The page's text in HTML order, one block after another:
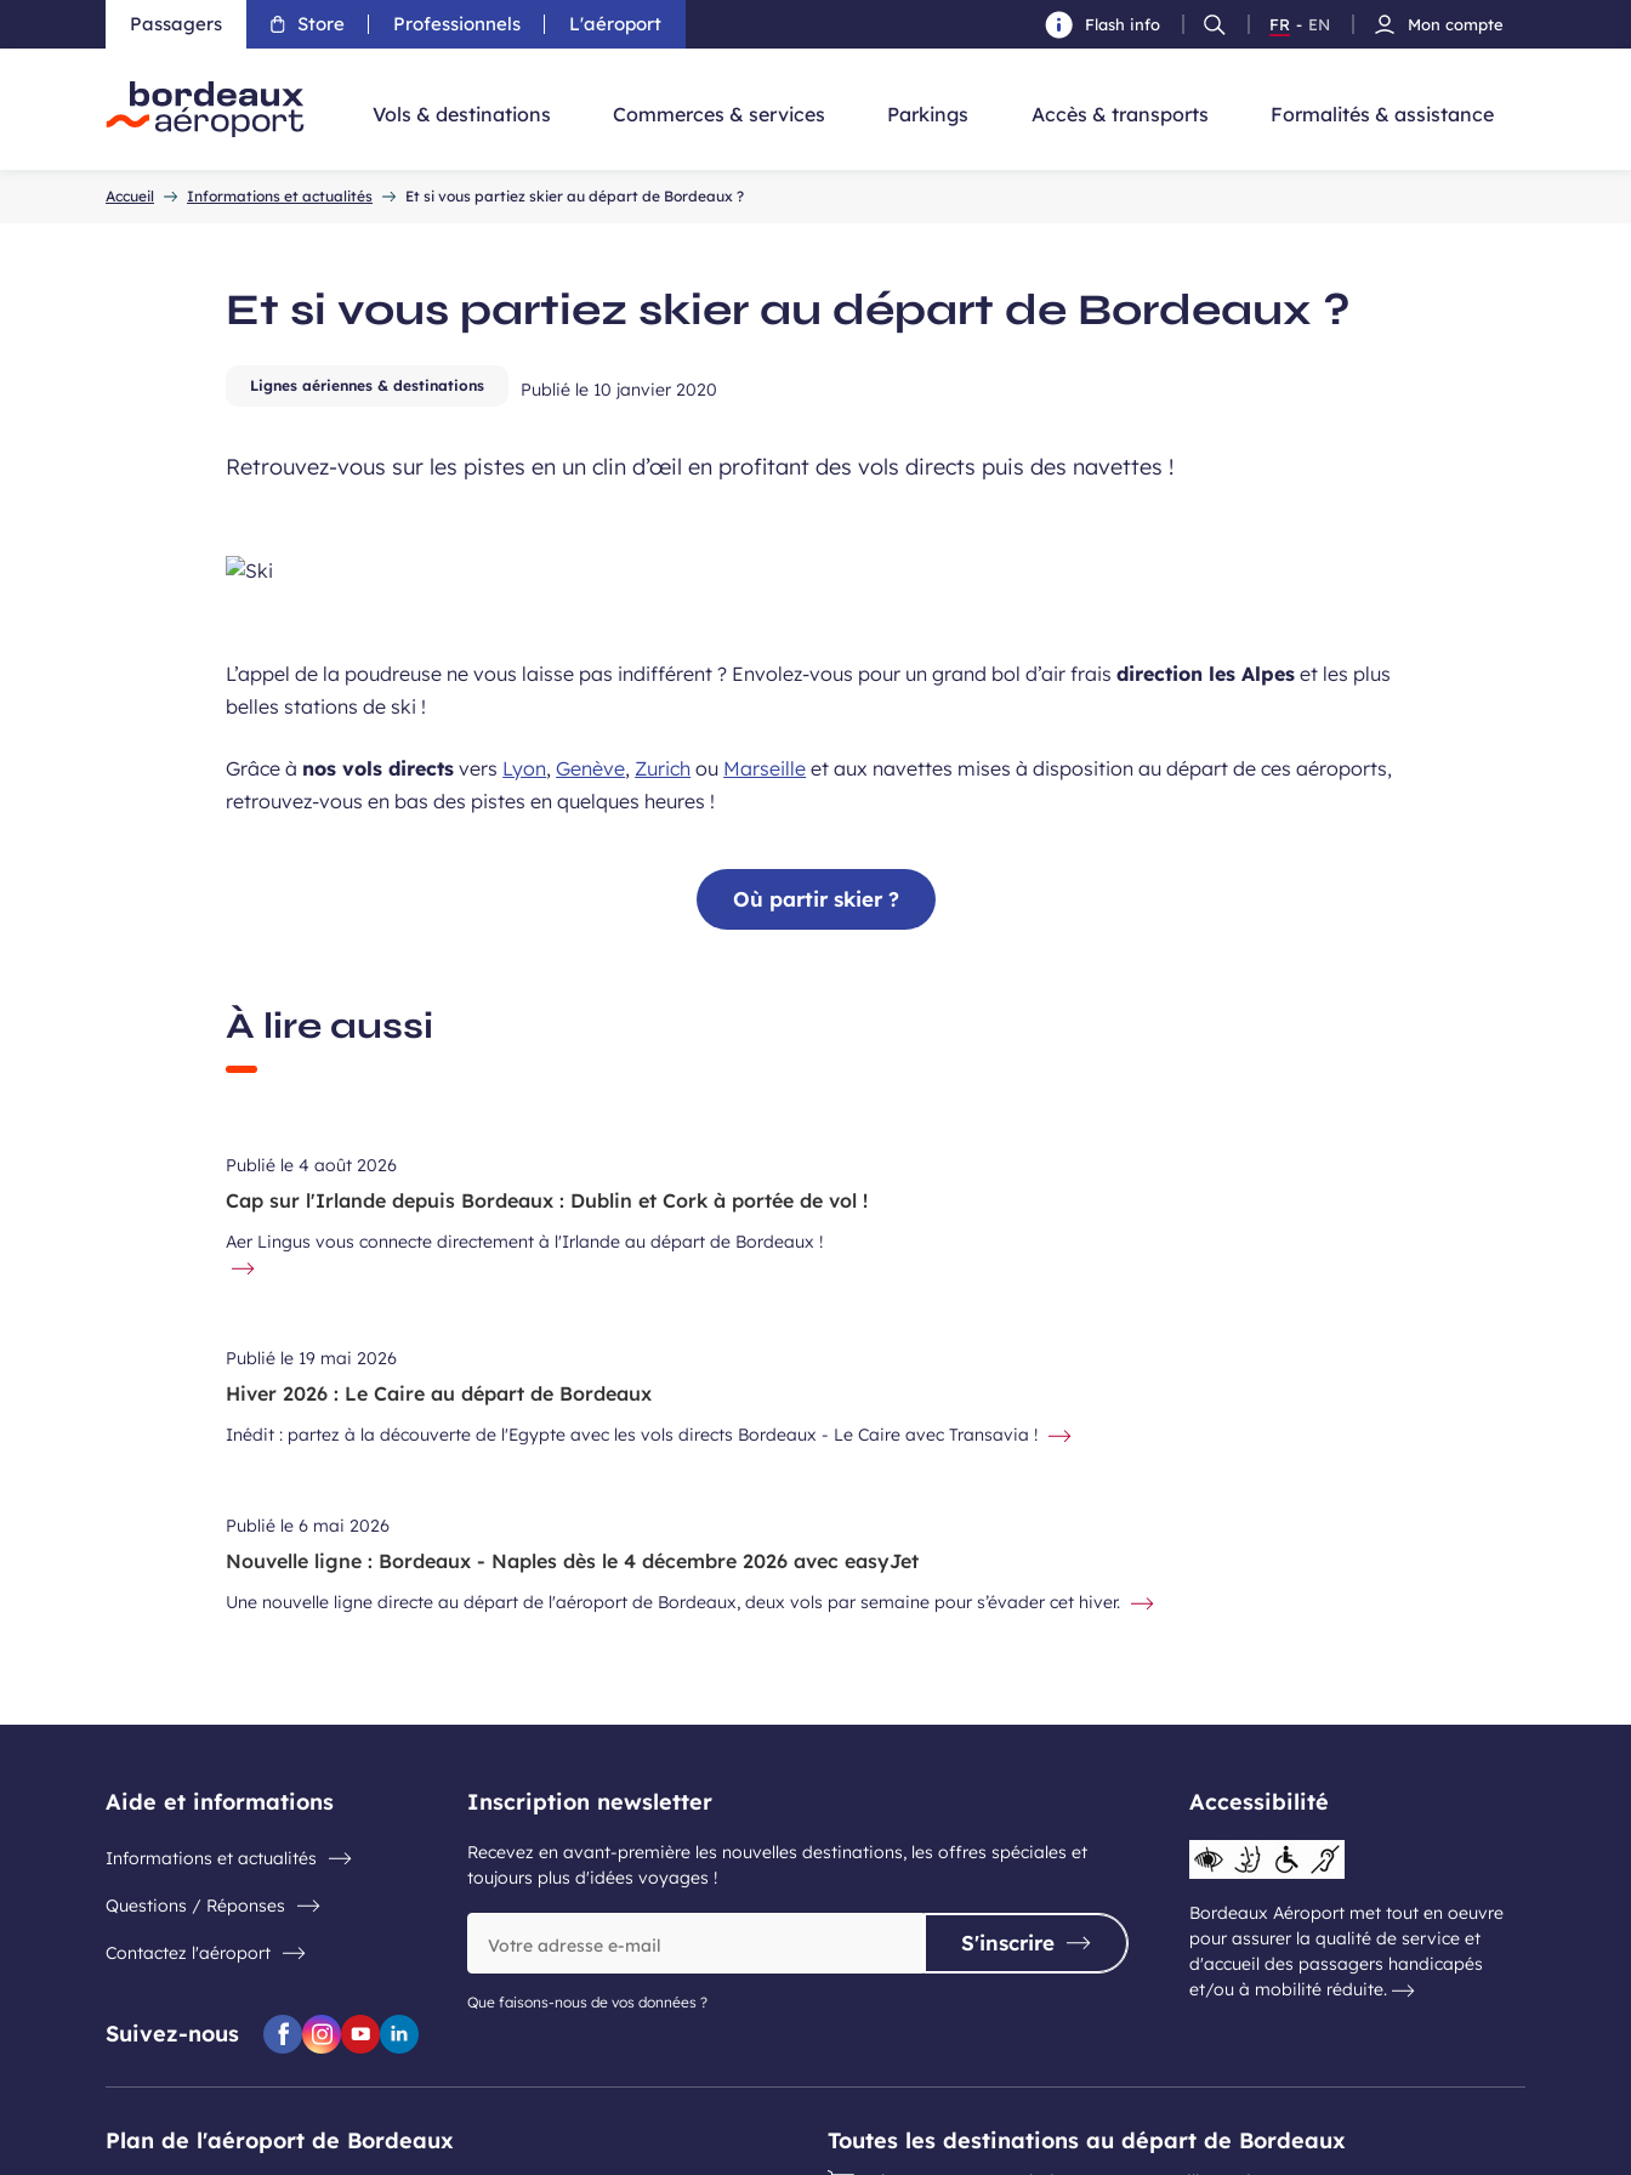
Aller au contenu principal - Aller à la navigation - Aller à la recherche
Passagers Store Professionnels L'aéroport Flash info
Ouvrir
la
FR
Version
- EN
Mon compte
Vols & destinations Commerces & services Parkings Accès & transports Formalités & assistance
Accueil Informations et actualités Et si vous partiez skier au départ de Bordeaux ?
Et si vous partiez skier au départ de Bordeaux ?
Lignes aériennes & destinations Publié le 10 janvier 2020
Retrouvez-vous sur les pistes en un clin d’œil en profitant des vols directs puis des navettes !
L’appel de la poudreuse ne vous laisse pas indifférent ? Envolez-vous pour un grand bol d’air fraisdirection les Alpes et les plus
belles stations de ski !
Grâce à nos vols directs vers Lyon,Genève, Zurich ou Marseille et aux navettes mises à disposition au départ de ces aéroports,
retrouvez-vous en bas des pistes en quelques heures !
Où partir skier ?
À lire aussi
Publié le4 août 2026
Cap sur l'Irlande depuis Bordeaux : Dublin et Cork à portée de vol !
Aer Lingus vous connecte directement à l'Irlande au départ de Bordeaux !
Publié le 19 mai 2026
Hiver 2026 : Le Caire au départ de Bordeaux
Inédit : partez à la découverte de l'Egypte avec les vols directs Bordeaux - Le Caire avec Transavia !
Publié le6 mai 2026
Nouvelle ligne : Bordeaux - Naples dès le 4 décembre 2026 avec easyJet
Une nouvelle ligne directe au départ de l'aéroport de Bordeaux, deux vols par semaine pour s’évader cet hiver.
Aide et informations
Informations et actualités
Questions / Réponses
Contactez l'aéroport
Suivez-nous Facebook
Instagram
YoutubeLinkedin
Inscription newsletter
Recevez en avant-première les nouvelles destinations, les offres spéciales et
toujours plus d'idées voyages !
adresse
e-
S'inscrire
Que faisons-nous de vos données ?
Accessibilité
Bordeaux Aéroport met tout en oeuvre
pour assurer la qualité de service et
d'accueil des passagers handicapés
et/ou à mobilité réduite.
Plan de l'aéroport de Bordeaux Toutes les destinations au départ de Bordeaux